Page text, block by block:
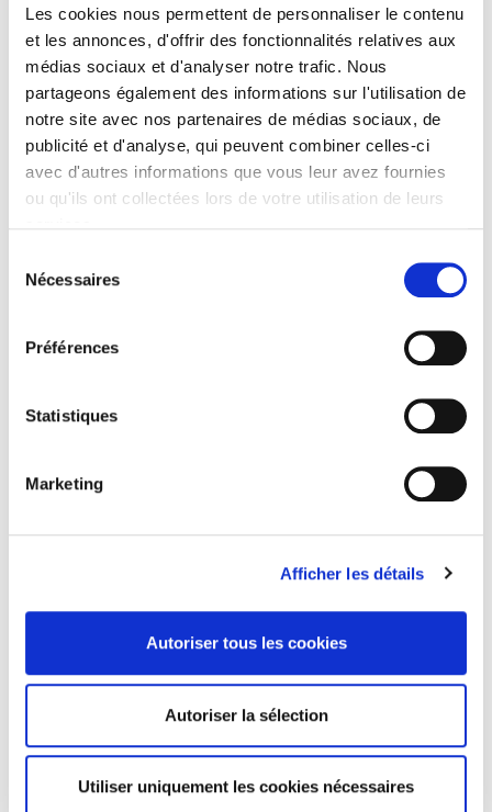
Les cookies nous permettent de personnaliser le contenu
et les annonces, d'offrir des fonctionnalités relatives aux
médias sociaux et d'analyser notre trafic. Nous
partageons également des informations sur l'utilisation de
notre site avec nos partenaires de médias sociaux, de
publicité et d'analyse, qui peuvent combiner celles-ci
avec d'autres informations que vous leur avez fournies
ou qu'ils ont collectées lors de votre utilisation de leurs
Nécessaires
Préférences
Statistiques
Marketing
Afficher les détails
Autoriser tous les cookies
Autoriser la sélection
Utiliser uniquement les cookies nécessaires
migratoires de l’Union Européenne et des
gouvernements qui la forment.
En Euskal Herria, la responsabilité de
dynamiser ce processus a été assumée par la
plateforme Ongi Etorri Errefuxiatuak. Le
rassemblement convoque à une éteinte
des mairies des villages et villes d’Europe. ELA
s’unit à cette initiative et convoque tous ses
à 12h00 et la veille, 4 mai, plusieurs étreintes
fraternelles ont été organisées dans différentes
mais cette campagne va plus loin qu’une
célébration un jour précis : il s’agit d’une
campagne de sensibilisation humaine pour
créer en Europe un espace d’accueil et de libre
circulation des réfugiés.
faire face à ces politiques racistes et